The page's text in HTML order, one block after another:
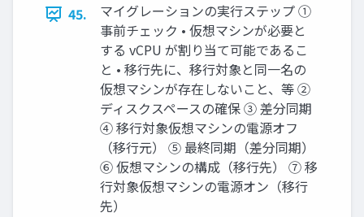
45.
マイグレーションの実行ステップ ①
事前チェック • 仮想マシンが必要と
する vCPU が割り当て可能であるこ
と • 移行先に、移行対象と同一名の
仮想マシンが存在しないこと、等 ②
ディスクスペースの確保 ③ 差分同期
④ 移行対象仮想マシンの電源オフ
（移行元） ⑤ 最終同期（差分同期）
⑥ 仮想マシンの構成（移行先） ⑦ 移
行対象仮想マシンの電源オン（移行
先）